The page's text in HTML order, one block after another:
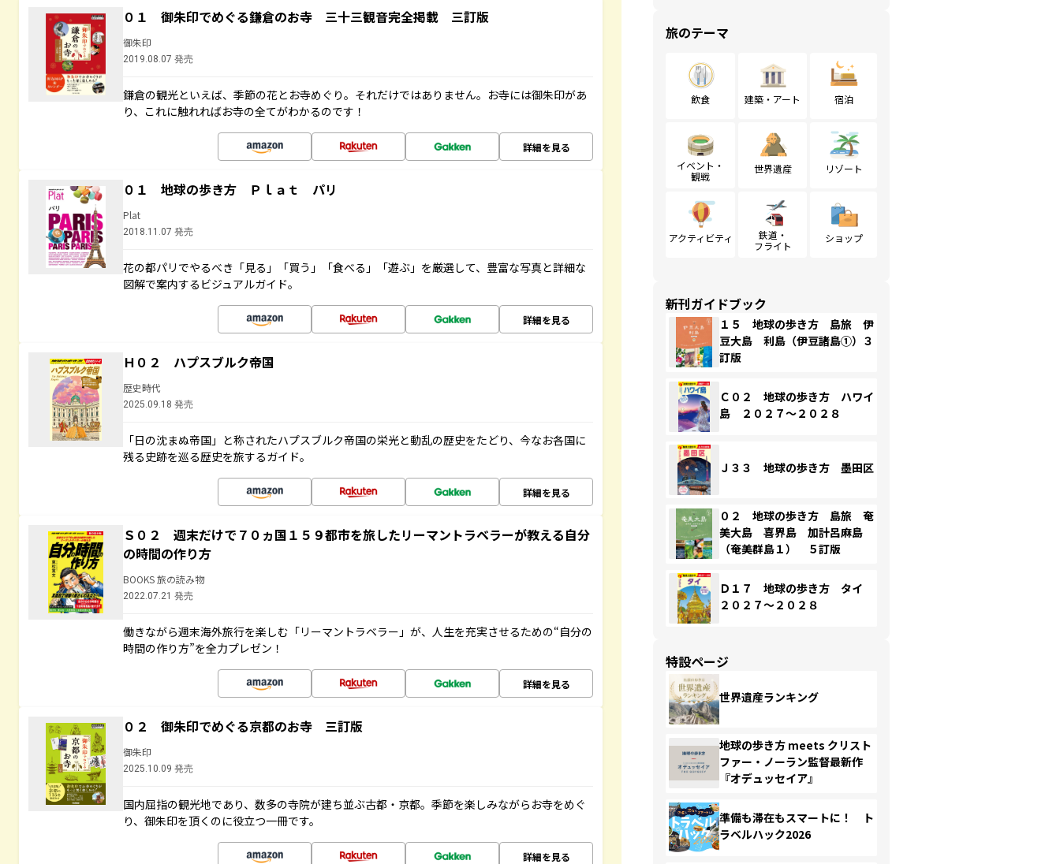
０１ 御朱印でめぐる鎌倉のお寺 三十三観音完全掲載 三訂版
御朱印
2019.08.07 発売
鎌倉の観光といえば、季節の花とお寺めぐり。それだけではありません。お寺には御朱印があ
り、これに触れればお寺の全てがわかるのです！
詳細を見る
０１ 地球の歩き方 Ｐｌａｔ パリ
Plat
2018.11.07 発売
花の都パリでやるべき「見る」「買う」「食べる」「遊ぶ」を厳選して、豊富な写真と詳細な
図解で案内するビジュアルガイド。
詳細を見る
Ｈ０２ ハプスブルク帝国
歴史時代
2025.09.18 発売
「日の沈まぬ帝国」と称されたハプスブルク帝国の栄光と動乱の歴史をたどり、今なお各国に
残る史跡を巡る歴史を旅するガイド。
詳細を見る
Ｓ０２ 週末だけで７０ヵ国１５９都市を旅したリーマントラベラーが教える自分
の時間の作り方
BOOKS 旅の読み物
2022.07.21 発売
働きながら週末海外旅行を楽しむ「リーマントラベラー」が、人生を充実させるための“自分の
時間の作り方”を全力プレゼン！
詳細を見る
０２ 御朱印でめぐる京都のお寺 三訂版
御朱印
2025.10.09 発売
国内屈指の観光地であり、数多の寺院が建ち並ぶ古都・京都。季節を楽しみながらお寺をめぐ
り、御朱印を頂くのに役立つ一冊です。
詳細を見る
旅のテーマ
飲食 建築・アート 宿泊
イベント・
観戦
世界遺産 リゾート
アクティビティ
鉄道・
フライト
ショップ
新刊ガイドブック
１５ 地球の歩き方 島旅 伊
豆大島 利島（伊豆諸島①）３
訂版
Ｃ０２ 地球の歩き方 ハワイ
島 ２０２７～２０２８
Ｊ３３ 地球の歩き方 墨田区
０２ 地球の歩き方 島旅 奄
美大島 喜界島 加計呂麻島
（奄美群島１） ５訂版
Ｄ１７ 地球の歩き方 タイ
２０２７～２０２８
特設ページ
世界遺産ランキング
地球の歩き方 meets クリスト
ファー・ノーラン監督最新作
『オデュッセイア』
準備も滞在もスマートに！ ト
ラベルハック2026